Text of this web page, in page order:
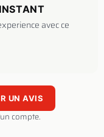
avec ce
UN AVIS
compte.